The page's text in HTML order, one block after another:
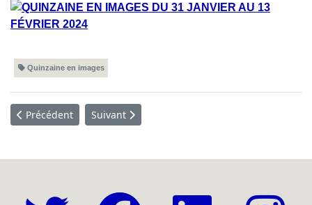
Quinzaine en images
Article précédent : Quinzaine en images - Du 14 au 27 février
Précédent Article suivant : Quinzaine en images - Du 17
Suivant